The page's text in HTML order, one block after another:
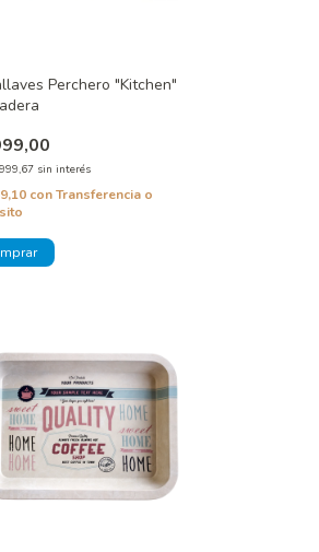
Perchero "Kitchen"
sin interés
con Transferencia o